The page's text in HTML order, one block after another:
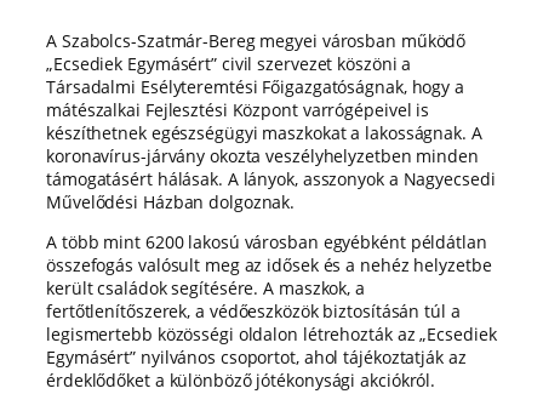
A Szabolcs-Szatmár-Bereg megyei városban működő
„Ecsediek Egymásért” civil szervezet köszöni a
Társadalmi Esélyteremtési Főigazgatóságnak, hogy a
mátészalkai Fejlesztési Központ varrógépeivel is
készíthetnek egészségügyi maszkokat a lakosságnak. A
koronavírus-járvány okozta veszélyhelyzetben minden
támogatásért hálásak. A lányok, asszonyok a Nagyecsedi
Művelődési Házban dolgoznak.
A több mint 6200 lakosú városban egyébként példátlan
összefogás valósult meg az idősek és a nehéz helyzetbe
került családok segítésére. A maszkok, a
fertőtlenítőszerek, a védőeszközök biztosításán túl a
legismertebb közösségi oldalon létrehozták az „Ecsediek
Egymásért” nyilvános csoportot, ahol tájékoztatják az
érdeklődőket a különböző jótékonysági akciókról.